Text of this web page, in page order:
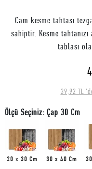
Cam kesme tahtası
sahiptir. Kesme
tablası
39,92 TL
Ölçü Seçiniz: Çap 30 Cm
20 x 30 Cm 30 x 40 Cm